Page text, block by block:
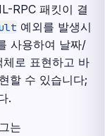
RPC 패킷이 결
예외를 발생시
사용하여 날짜/
체로 표현하고 바
할 수 있습니다;
.
는